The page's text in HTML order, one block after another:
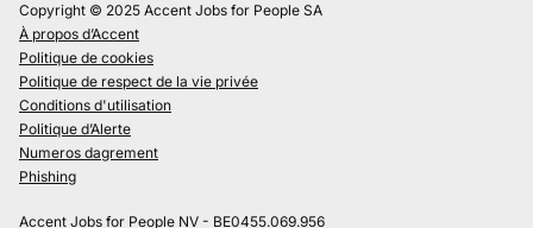
Copyright © 2025 Accent Jobs for People SA
À propos d’Accent
Politique de cookies
Politique de respect de la vie privée
Conditions d'utilisation
Politique d’Alerte
Numeros dagrement
Phishing
Accent Jobs for People NV - BE0455.069.956